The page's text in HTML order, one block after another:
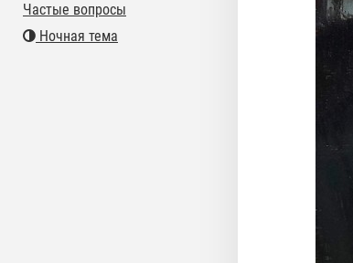
Частые вопросы
Ночная тема